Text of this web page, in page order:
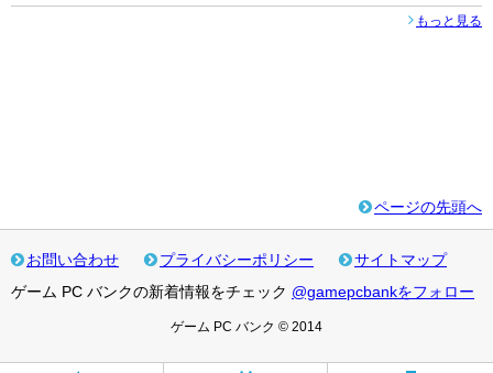
もっと見る
ページの先頭へ
お問い合わせ プライバシーポリシー
サイトマップ
ゲーム PC バンクの新着情報をチェック @gamepcbankをフォロー
ゲーム PC バンク © 2014